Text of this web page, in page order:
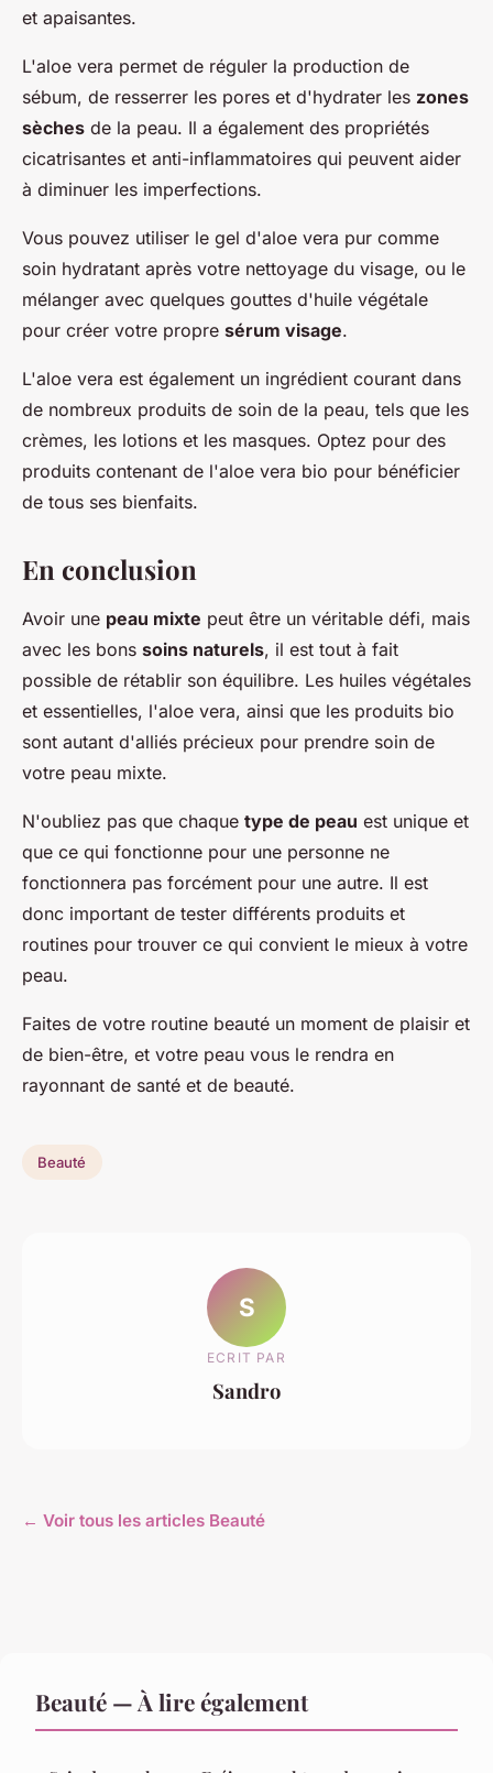
et apaisantes.
L'aloe vera permet de réguler la production de
sébum, de resserrer les pores et d'hydrater les zones
sèches de la peau. Il a également des propriétés
cicatrisantes et anti-inflammatoires qui peuvent aider
à diminuer les imperfections.
Vous pouvez utiliser le gel d'aloe vera pur comme
soin hydratant après votre nettoyage du visage, ou le
mélanger avec quelques gouttes d'huile végétale
pour créer votre propre sérum visage.
L'aloe vera est également un ingrédient courant dans
de nombreux produits de soin de la peau, tels que les
crèmes, les lotions et les masques. Optez pour des
produits contenant de l'aloe vera bio pour bénéficier
de tous ses bienfaits.
En conclusion
Avoir une peau mixte peut être un véritable défi, mais
avec les bons soins naturels, il est tout à fait
possible de rétablir son équilibre. Les huiles végétales
et essentielles, l'aloe vera, ainsi que les produits bio
sont autant d'alliés précieux pour prendre soin de
votre peau mixte.
N'oubliez pas que chaque type de peau est unique et
que ce qui fonctionne pour une personne ne
fonctionnera pas forcément pour une autre. Il est
donc important de tester différents produits et
routines pour trouver ce qui convient le mieux à votre
peau.
Faites de votre routine beauté un moment de plaisir et
de bien-être, et votre peau vous le rendra en
rayonnant de santé et de beauté.
Beauté
S
ECRIT PAR
Sandro
← Voir tous les articles Beauté
Beauté — À lire également